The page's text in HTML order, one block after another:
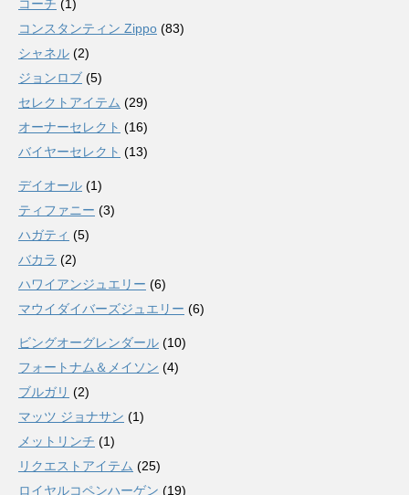
コーチ (1)
コンスタンティン Zippo (83)
シャネル (2)
ジョンロブ (5)
セレクトアイテム (29)
オーナーセレクト (16)
バイヤーセレクト (13)
デイオール (1)
ティファニー (3)
ハガティ (5)
バカラ (2)
ハワイアンジュエリー (6)
マウイダイバーズジュエリー (6)
ビングオーグレンダール (10)
フォートナム＆メイソン (4)
ブルガリ (2)
マッツ ジョナサン (1)
メットリンチ (1)
リクエストアイテム (25)
ロイヤルコペンハーゲン (19)